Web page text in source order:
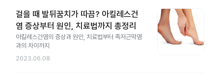
걸을 때 발뒤꿈치가 따끔? 아킬레스건
염 증상부터 원인, 치료법까지 총정리
아킬레스건염의 증상과 원인, 치료법부터 족저근막염
과의 차이까지
2023.06.08